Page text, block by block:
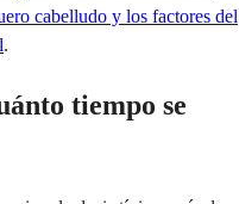
cabelludo y los factores del
.
tiempo se